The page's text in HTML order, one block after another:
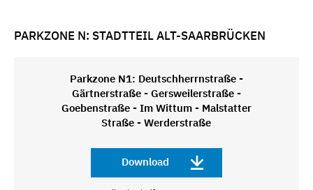
PARKZONE N: STADTTEIL ALT-SAARBRÜCKEN
Parkzone N1: Deutschherrnstraße -
Gärtnerstraße - Gersweilerstraße -
Goebenstraße - Im Wittum - Malstatter
Straße - Werderstraße
Download